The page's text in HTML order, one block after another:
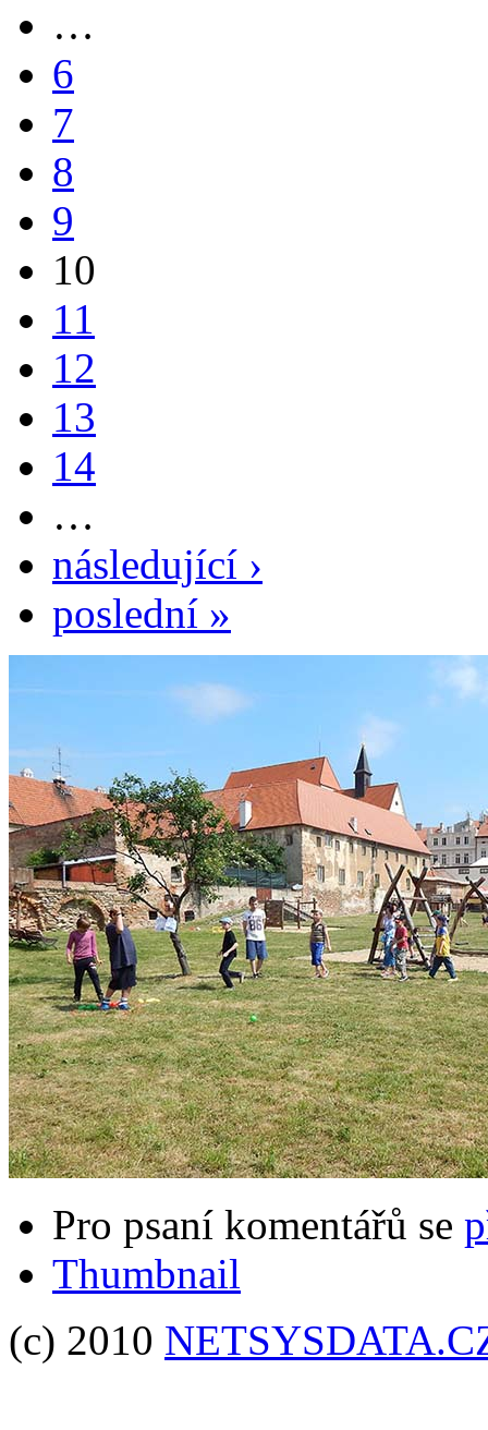
…
6
7
8
9
10
11
12
13
14
…
následující ›
poslední »
Pro psaní komentářů se
Thumbnail
(c) 2010